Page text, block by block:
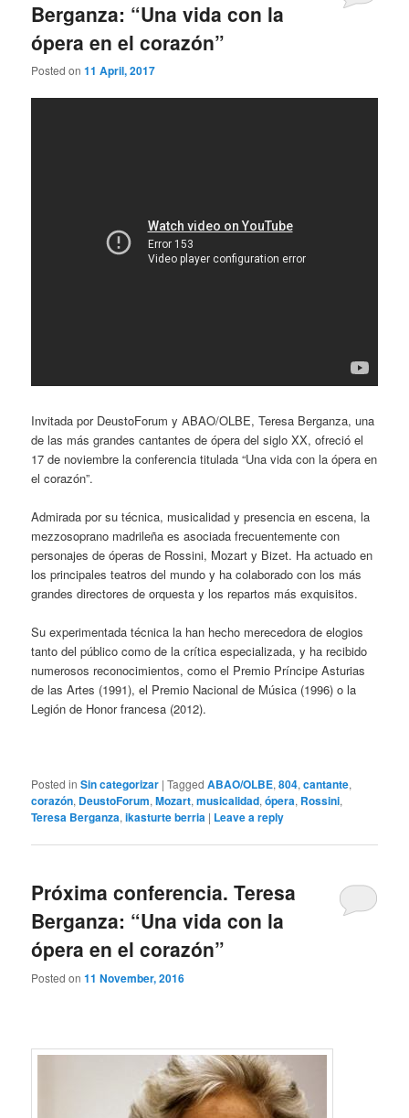
Berganza: “Una vida con la
ópera en el corazón”
Posted on11 April, 2017
Invitada por DeustoForum y ABAO/OLBE, Teresa Berganza, una
de las más grandes cantantes de ópera del siglo XX, ofreció el
17 de noviembre la conferencia titulada “Una vida con la ópera en
el corazón”.
Admirada por su técnica, musicalidad y presencia en escena, la
mezzosoprano madrileña es asociada frecuentemente con
personajes de óperas de Rossini, Mozart y Bizet. Ha actuado en
los principales teatros del mundo y ha colaborado con los más
grandes directores de orquesta y los repartos más exquisitos.
Su experimentada técnica la han hecho merecedora de elogios
tanto del público como de la crítica especializada, y ha recibido
numerosos reconocimientos, como el Premio Príncipe Asturias
de las Artes (1991), el Premio Nacional de Música (1996) o la
Legión de Honor francesa (2012).
Posted in Sin categorizar |Tagged ABAO/OLBE,804,cantante,
corazón, DeustoForum,Mozart,musicalidad,ópera, Rossini,
Teresa Berganza,ikasturte berria | Leave a reply
Próxima conferencia. Teresa
Berganza: “Una vida con la
ópera en el corazón”
Posted on11 November, 2016